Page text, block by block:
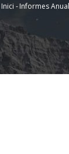
Fil
Inici -Informes